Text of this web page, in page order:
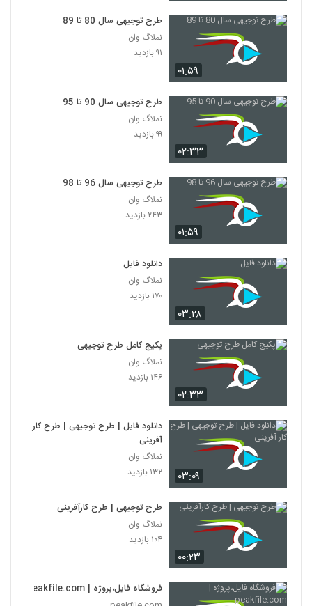
۰۱:۵۹
طرح توجیهی سال 80 تا 89
نملاگ وان
۹۱ بازدید
۰۲:۳۳
طرح توجیهی سال 90 تا 95
نملاگ وان
۹۹ بازدید
۰۱:۵۹
طرح توجیهی سال 96 تا 98
نملاگ وان
۲۴۳ بازدید
۰۳:۲۸
دانلود فایل
نملاگ وان
۱۷۰ بازدید
۰۲:۳۳
پکیج کامل طرح توجیهی
نملاگ وان
۱۴۶ بازدید
۰۳:۰۹
دانلود فایل | طرح توجیهی | طرح کار
آفرینی
نملاگ وان
۱۳۲ بازدید
۰۰:۲۳
طرح توجیهی | طرح کارآفرینی
نملاگ وان
۱۰۴ بازدید
فروشگاه فایل،پروژه | peakfile.com